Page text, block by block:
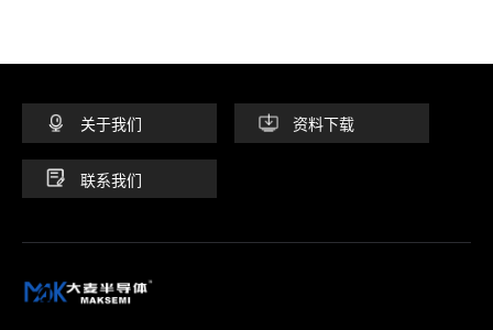
关于我们 资料下载
联系我们